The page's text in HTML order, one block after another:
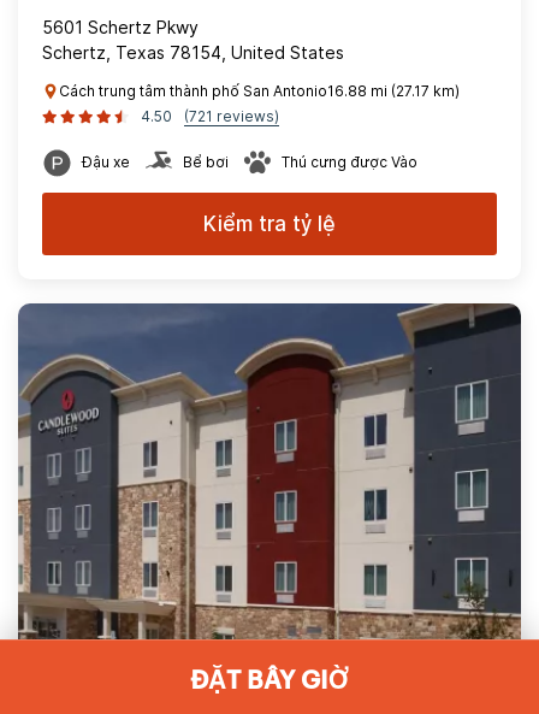
ĐẶT BÂY GIỜ
5601 Schertz Pkwy
Schertz, Texas 78154, United States
Cách trung tâm thành phố San Antonio16.88 mi (27.17 km)
4.50
(721 reviews)
Đậu xe Bể bơi Thú cưng được Vào
Kiểm tra tỷ lệ